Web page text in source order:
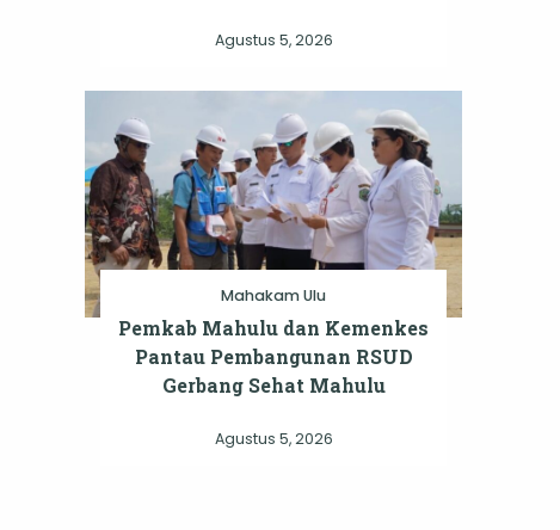
Agustus 5, 2026
Mahakam Ulu
Pemkab Mahulu dan Kemenkes
Pantau Pembangunan RSUD
Gerbang Sehat Mahulu
Agustus 5, 2026